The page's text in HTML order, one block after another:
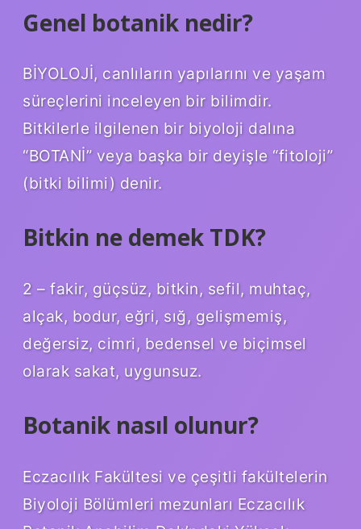
Genel botanik nedir?
BİYOLOJİ, canlıların yapılarını ve yaşam
süreçlerini inceleyen bir bilimdir.
Bitkilerle ilgilenen bir biyoloji dalına
“BOTANİ” veya başka bir deyişle “fitoloji”
(bitki bilimi) denir.
Bitkin ne demek TDK?
2 – fakir, güçsüz, bitkin, sefil, muhtaç,
alçak, bodur, eğri, sığ, gelişmemiş,
değersiz, cimri, bedensel ve biçimsel
olarak sakat, uygunsuz.
Botanik nasıl olunur?
Eczacılık Fakültesi ve çeşitli fakültelerin
Biyoloji Bölümleri mezunları Eczacılık